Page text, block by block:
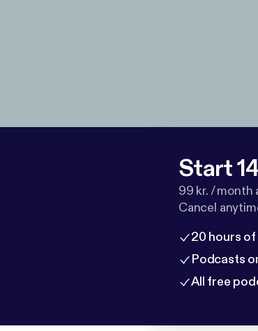
Start
99 kr. / month
Cancel
20 hours
Podcasts
All free